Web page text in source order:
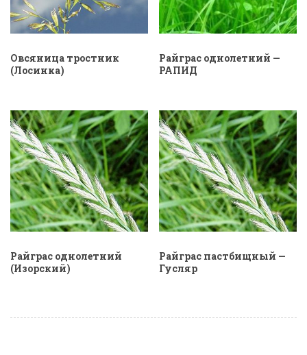
Овсяница тростник
(Лосинка)
Райграс однолетний —
РАПИД
Райграс однолетний
(Изорский)
Райграс пастбищный —
Гусляр